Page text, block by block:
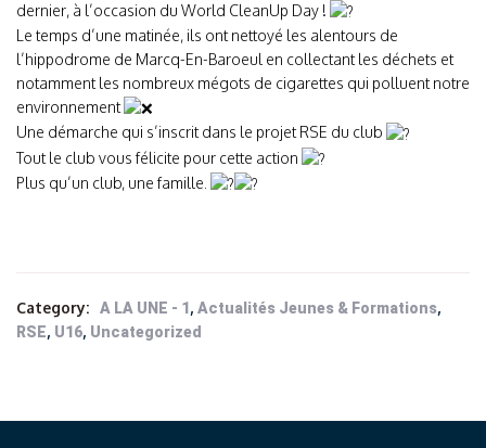
dernier, à l’occasion du World CleanUp Day !
Le temps d’une matinée, ils ont nettoyé les alentours de
l’hippodrome de Marcq-En-Baroeul en collectant les déchets et
notamment les nombreux mégots de cigarettes qui polluent notre
environnement
Une démarche qui s’inscrit dans le projet RSE du club
Tout le club vous félicite pour cette action
Plus qu’un club, une famille.
Category: A LA UNE - 1 , Actualités Jeunes & Formations,
RSE, U16, Uncategorized